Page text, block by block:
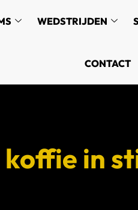
WEDSTRIJDEN
CONTACT
in